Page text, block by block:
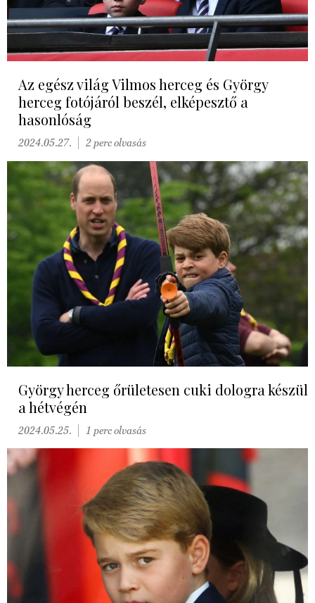
Az egész világ Vilmos herceg és György
herceg fotójáról beszél, elképesztő a
hasonlóság
2024.05.27. 2 perc olvasás
György herceg őrületesen cuki dologra készül
a hétvégén
2024.05.25. 1 perc olvasás